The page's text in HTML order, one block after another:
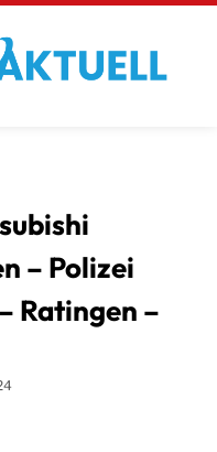
– Polizei
Ratingen –